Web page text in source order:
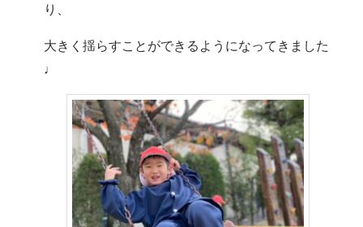
り、
大きく揺らすことができるようになってきました
♩